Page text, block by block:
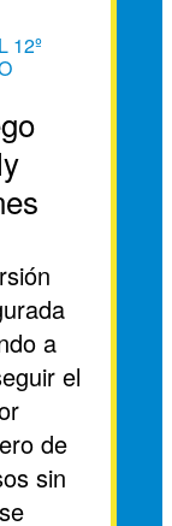
12º
a
el
de
sin